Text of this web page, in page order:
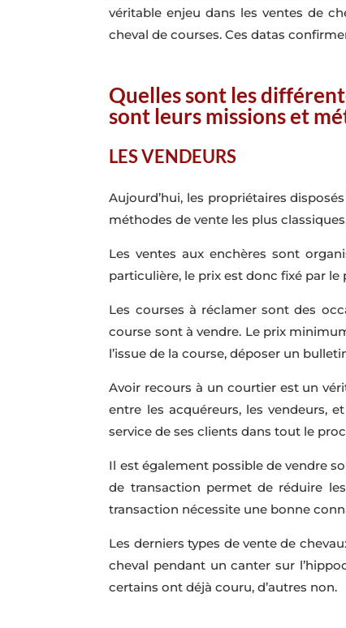
véritable enjeu dans les ventes de
cheval de courses. Ces datas
Quelles sont les
sont leurs missions et
LES VENDEURS
Aujourd’hui, les propriétaires
méthodes de vente les plus
Les ventes aux enchères sont
particulière, le prix est donc fixé par le
Les courses à réclamer sont des
course sont à vendre. Le prix
l’issue de la course, déposer un
Avoir recours à un courtier est un
entre les acquéreurs, les vendeurs,
service de ses clients dans tout le
Il est également possible de vendre
de transaction permet de réduire
transaction nécessite une bonne
Les derniers types de vente de
cheval pendant un canter sur
certains ont déjà couru, d’autres non.